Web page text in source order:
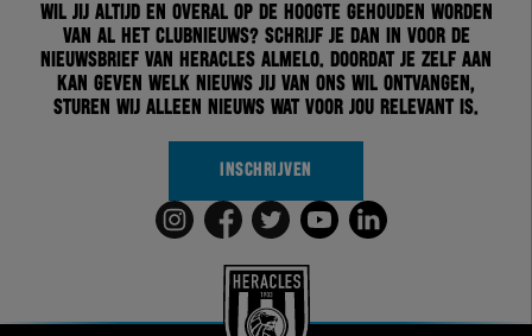
Wil jij altijd en overal op de hoogte gehouden worden
van al het clubnieuws? Schrijf je dan in voor de
nieuwsbrief van Heracles Almelo. Doordat je zelf aan
kan geven welk nieuws jij van ons wil ontvangen,
sturen wij alleen nieuws wat voor jou relevant is.
INSCHRIJVEN